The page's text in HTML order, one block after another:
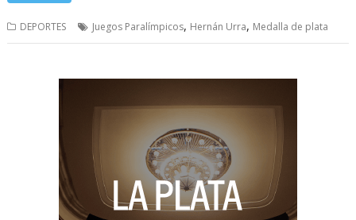
DEPORTES Juegos Paralímpicos, Hernán Urra, Medalla de plata